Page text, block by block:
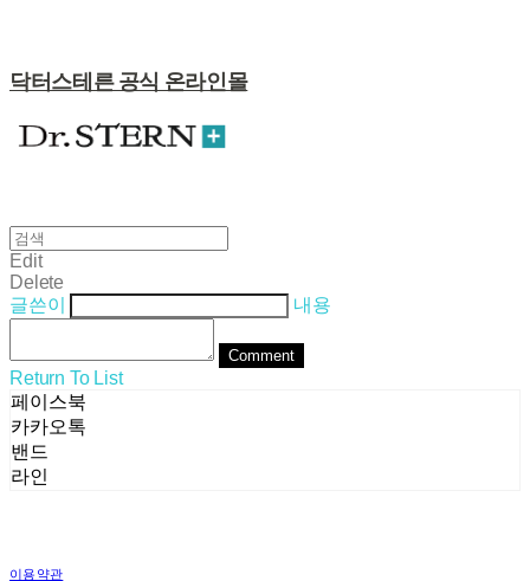
닥터스테른 공식 온라인몰
Edit
Delete
글쓴이
내용
Comment
Return To List
페이스북
카카오톡
밴드
라인
이용약관